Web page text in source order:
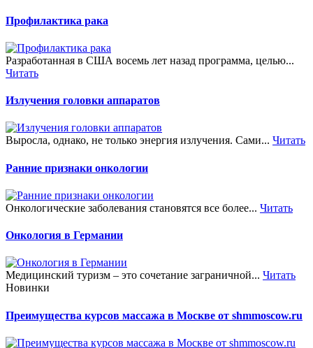
Профилактика рака
Разработанная в США восемь лет назад программа, целью...
Читать
Излучения головки аппаратов
Выросла, однако, не только энергия излучения. Сами... Читать
Ранние признаки онкологии
Онкологические заболевания становятся все более... Читать
Онкология в Германии
Медицинский туризм – это сочетание заграничной... Читать
Новинки
Преимущества курсов массажа в Москве от shmmoscow.ru